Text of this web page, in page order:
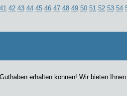
41 42 43 44 45 46 47 48 49 50 51 52 53 54
erhalten können! Wir bieten